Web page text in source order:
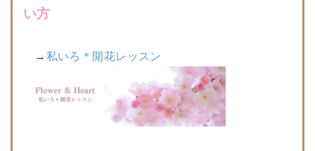
い方
→ 私いろ＊開花レッスン